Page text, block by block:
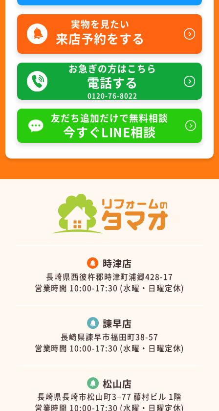
実物を見たい
来店予約をする
お急ぎの方はこちら
電話する
0120-76-8022
友だち追加だけで無料相談
今すぐLINE相談
時津店
長崎県西彼杵郡時津町浦郷428-17
営業時間 10:00-17:30 (水曜・日曜定休)
諫早店
長崎県諫早市福田町38-57
営業時間 10:00-17:30 (水曜・日曜定休)
松山店
長崎県長崎市松山町3−77 藤村ビル 1階
営業時間 10:00-17:30 (水曜・日曜定休)